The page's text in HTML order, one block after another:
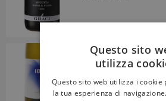
Allo scaffale
Idda, Doc Sicilia
Questo sito
utilizza
Questo sito web utilizza i
la tua esperienza di